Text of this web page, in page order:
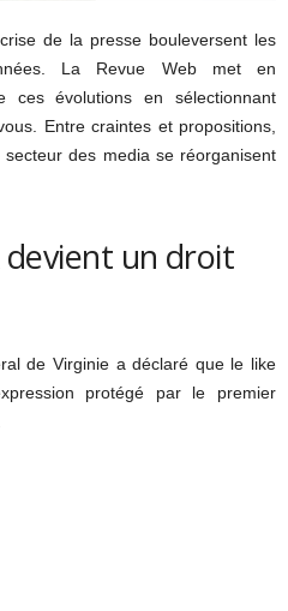
de la presse bouleversent les
La Revue Web met en
ces évolutions en sélectionnant
Entre craintes et propositions,
des media se réorganisent
devient un droit
de Virginie a déclaré que le like
protégé par le premier